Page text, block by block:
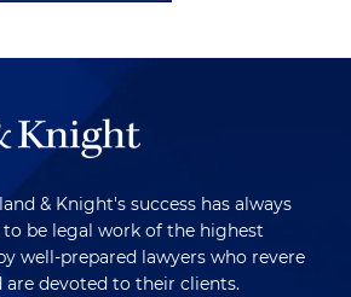
& Knight's success has always
be legal work of the highest
well-prepared lawyers who revere
are devoted to their clients.